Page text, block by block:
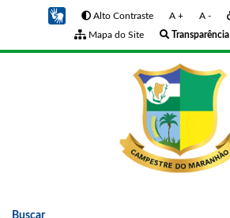
Alto Contraste A + A -
Mapa do Site
Transparência
Buscar